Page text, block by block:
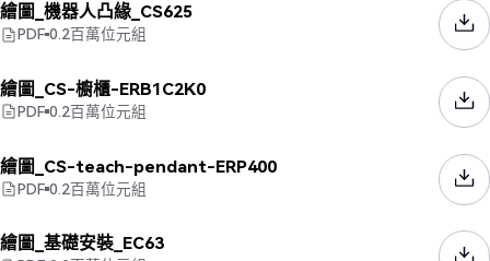
繪圖_機器人凸緣_CS625
PDF 0.2百萬位元組
繪圖_CS-櫥櫃-ERB1C2K0
PDF 0.2百萬位元組
繪圖_CS-teach-pendant-ERP400
PDF 0.2百萬位元組
繪圖_基礎安裝_EC63